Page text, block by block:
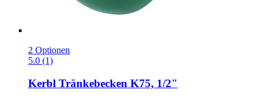
2 Optionen
5.0 (1)
Kerbl Tränkebecken K75, 1/2"